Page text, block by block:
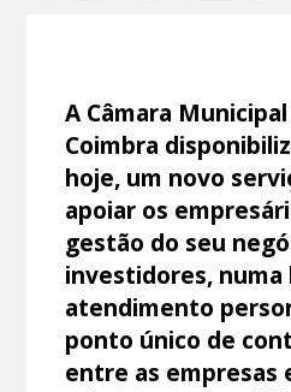
A Câmara
Coimbra
hoje, um novo
apoiar os
gestão do seu
investidores, numa
atendimento
ponto único de
entre as empresas